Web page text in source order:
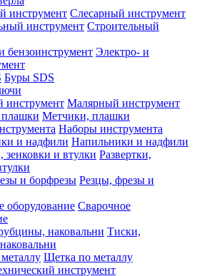
Слесарный инструмент
Строительный
Электро- и
Буры SDS
Малярный инструмент
Метчики, плашки
Наборы инструмента
Напильники и надфили
Развертки,
Резцы, фрезы и
Сварочное
Тиски,
Щетка по металлу